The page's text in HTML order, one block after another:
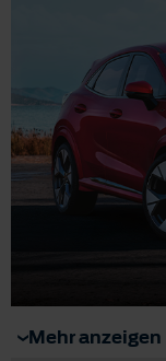
Mehr anzeigen